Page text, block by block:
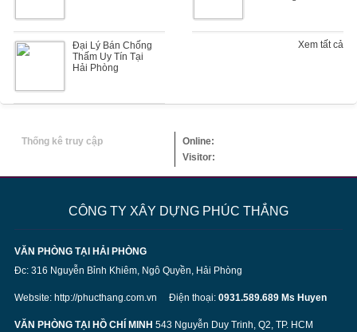
Đại Lý Bán Chống
Thấm Uy Tín Tại
Hải Phòng
Xem tất cả
Thống kê truy cập
Online:
Visitor:
CÔNG TY XÂY DỰNG PHÚC THẮNG
VĂN PHÒNG TẠI HẢI PHÒNG
Đc: 316 Nguyễn Bỉnh Khiêm, Ngô Quyền, Hải Phòng
Website: http://phucthang.com.vn Điện thoại: 0931.589.689 Ms Huyen
VĂN PHÒNG TẠI HỒ CHÍ MINH 543 Nguyễn Duy Trinh, Q2, TP. HCM